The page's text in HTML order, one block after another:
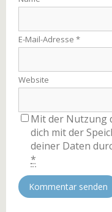
E-Mail-Adresse *
Website
Mit der Nutzung
dich mit der
deiner Daten
*